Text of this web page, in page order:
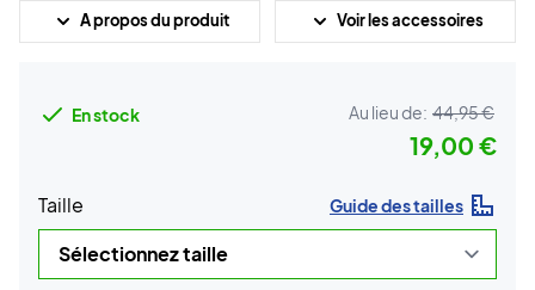
A propos du produit Voir les accessoires
En stock Au lieu de: 44,95 €
19,00 €
Taille Guide des tailles